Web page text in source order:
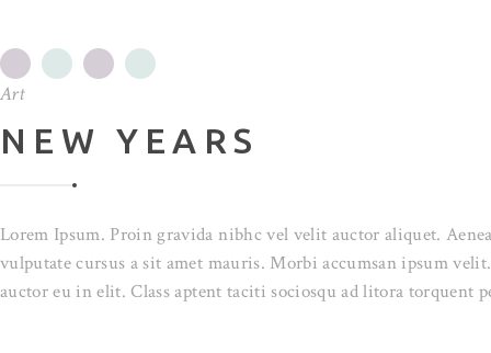
Art
NEW YEARS
Lorem Ipsum. Proin gravida nibhc vel velit auctor aliquet.
vulputate cursus a sit amet mauris. Morbi accumsan ipsum
auctor eu in elit. Class aptent taciti sociosqu ad litora torquent